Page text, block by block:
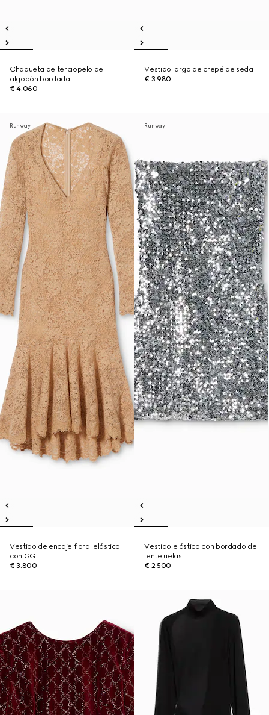
Chaqueta de terciopelo de
algodón bordada
€ 4.060
Vestido largo de crepé de seda
€ 3.980
Runway
Vestido de encaje floral elástico
con GG
€ 3.800
Runway
Vestido elástico con bordado de
lentejuelas
€ 2.500